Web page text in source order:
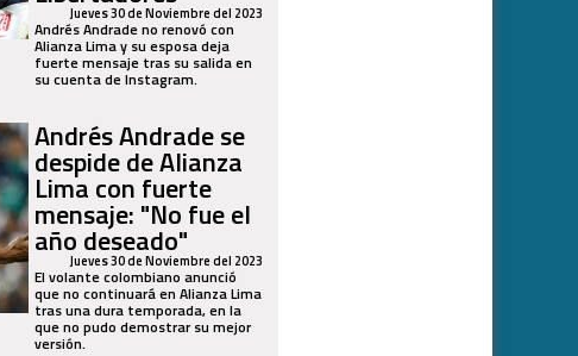
Jueves 30 de Noviembre del 2023
Andrés Andrade no renovó con
Alianza Lima y su esposa deja
fuerte mensaje tras su salida en
su cuenta de Instagram.
Andrés Andrade se
despide de Alianza
Lima con fuerte
mensaje: "No fue el
año deseado"
Jueves 30 de Noviembre del 2023
El volante colombiano anunció
que no continuará en Alianza Lima
tras una dura temporada, en la
que no pudo demostrar su mejor
versión.